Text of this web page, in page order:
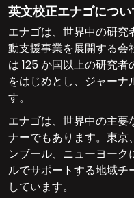
英文校正エナゴについ
エナゴは、世界中の研
動支援事業を展開する
は 125 か国以上の研究
をはじめとし、ジャーナ
す。
エナゴは、世界中の主要
ナーでもあります。東京
ンブール、ニューヨー
ルでサポートする地域チ
しています。